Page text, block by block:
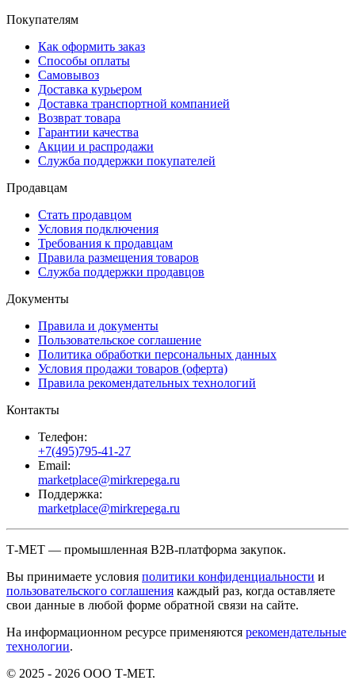
Покупателям
Как оформить заказ
Способы оплаты
Самовывоз
Доставка курьером
Доставка транспортной компанией
Возврат товара
Гарантии качества
Акции и распродажи
Служба поддержки покупателей
Продавцам
Стать продавцом
Условия подключения
Требования к продавцам
Правила размещения товаров
Служба поддержки продавцов
Документы
Правила и документы
Пользовательское соглашение
Политика обработки персональных данных
Условия продажи товаров (оферта)
Правила рекомендательных технологий
Контакты
Телефон:
+7(495)795-41-27
Email:
marketplace@mirkrepega.ru
Поддержка:
marketplace@mirkrepega.ru
Т-МЕТ — промышленная B2B-платформа закупок.
Вы принимаете условия политики конфиденциальности и
пользовательского соглашения каждый раз, когда оставляете
свои данные в любой форме обратной связи на сайте.
На информационном ресурсе применяются рекомендательные
технологии.
© 2025 - 2026 ООО Т-МЕТ.